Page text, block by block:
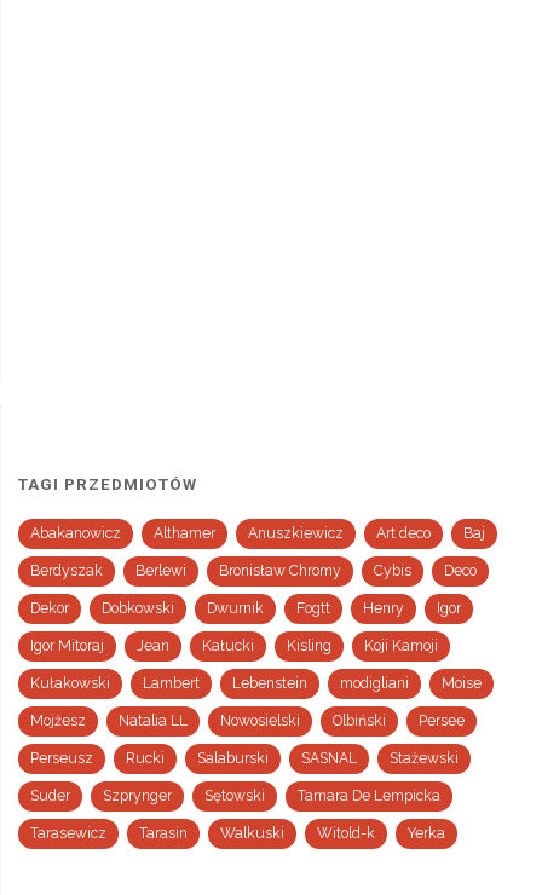
TAGI PRZEDMIOTÓW
Abakanowicz Althamer Anuszkiewicz Art deco Baj
Berdyszak Berlewi Bronisław Chromy Cybis Deco
Dekor Dobkowski Dwurnik Fogtt Henry Igor
Igor Mitoraj Jean Kałucki Kisling Koji Kamoji
Kułakowski Lambert Lebenstein modigliani Moise
Mojżesz Natalia LL Nowosielski Olbiński Persee
Perseusz Rucki Salaburski SASNAL Stażewski
Suder Szprynger Sętowski Tamara De Lempicka
Tarasewicz Tarasin Walkuski Witold-k Yerka